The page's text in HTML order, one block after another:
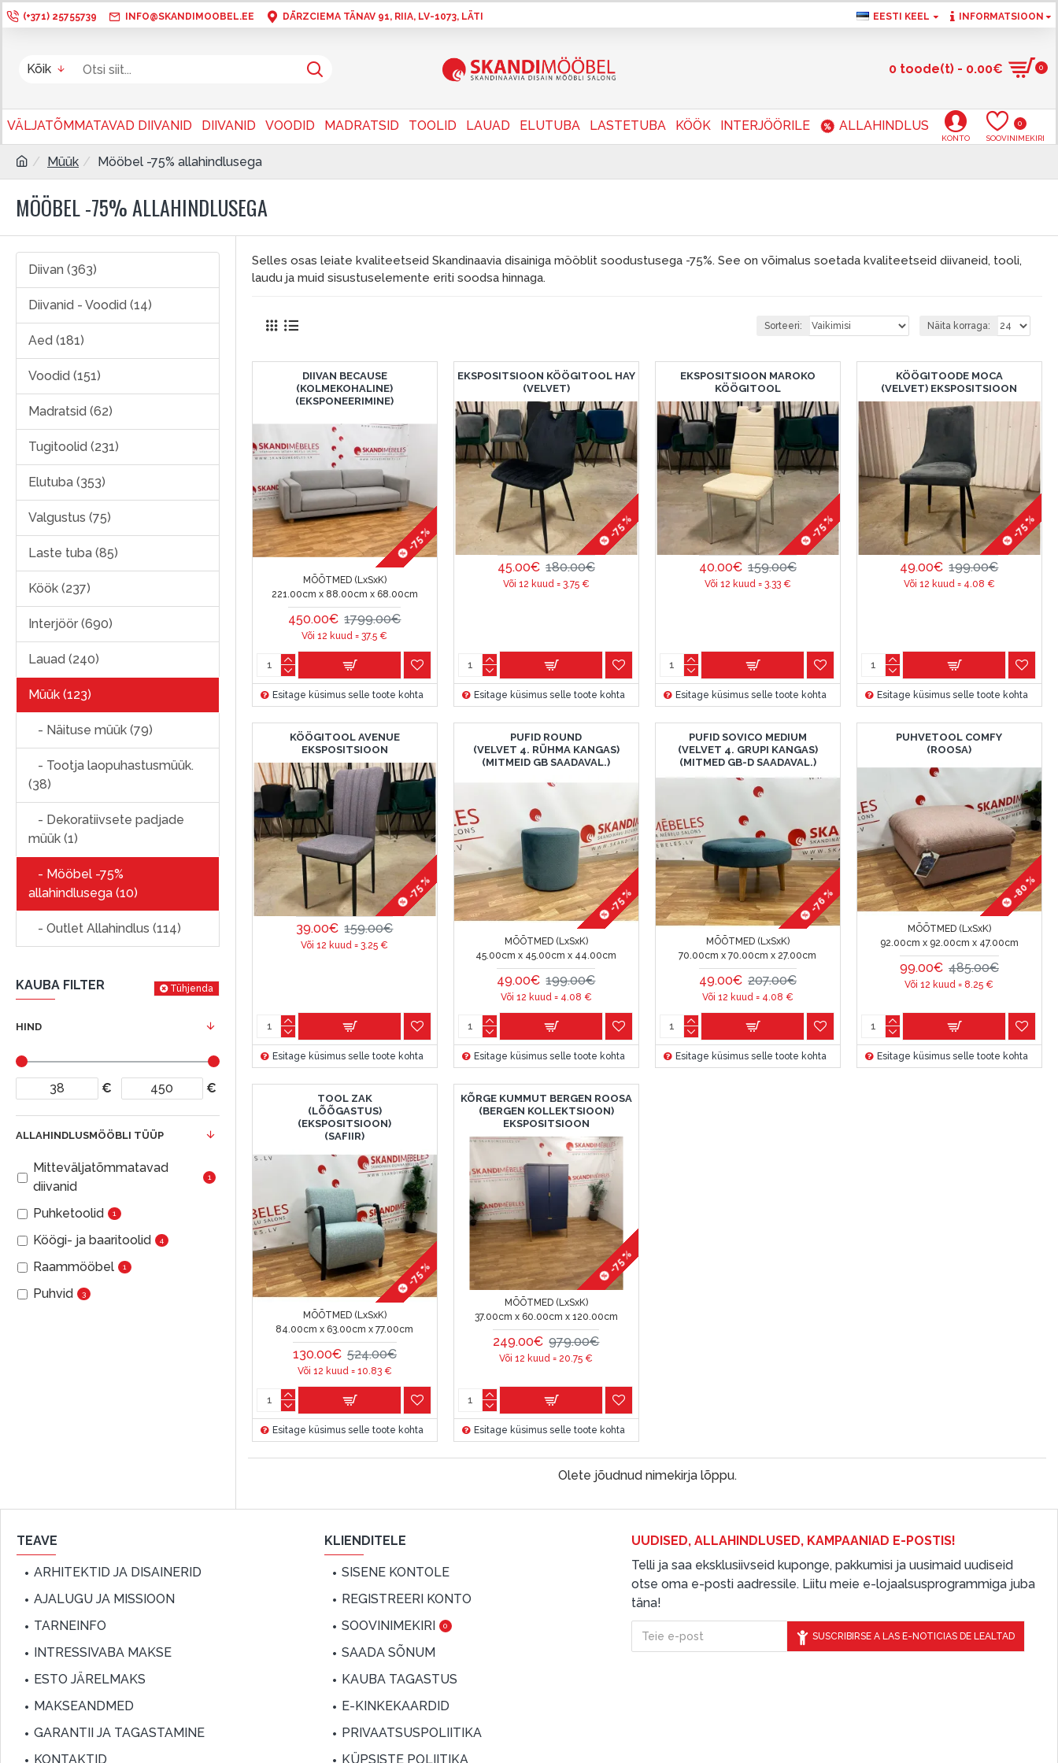
(+371) 25755739 INFO@SKANDIMOOBEL.EE DĀRZCIEMA TÄNAV 91, RIIA, LV-1073, LÄTI EESTI KEEL INFORMATSIOON
Kõik 0 toode(t) - 0.00€ 0
VÄLJATÕMMATAVAD DIIVANID DIIVANID VOODID MADRATSID TOOLID LAUAD ELUTUBA LASTETUBA KÖÖK INTERJÖÖRILE ALLAHINDLUS
KONTO SOOVINIMEKIRI
0
Müük Mööbel -75% allahindlusega
MÖÖBEL -75% ALLAHINDLUSEGA
Diivan (363)
Diivanid - Voodid (14)
Aed (181)
Voodid (151)
Madratsid (62)
Tugitoolid (231)
Elutuba (353)
Valgustus (75)
Laste tuba (85)
Köök (237)
Interjöör (690)
Lauad (240)
Müük (123)
- Näituse müük (79)
- Tootja laopuhastusmüük.
(38)
- Dekoratiivsete padjade
müük (1)
- Mööbel -75%
allahindlusega (10)
- Outlet Allahindlus (114)
KAUBA FILTER Tühjenda
HIND
€ €
ALLAHINDLUSMÖÖBLI TÜÜP
Mitteväljatõmmatavad
diivanid
1
Puhketoolid 1
Köögi- ja baaritoolid 4
Raammööbel 1
Puhvid 3
Selles osas leiate kvaliteetseid Skandinaavia disainiga mööblit soodustusega -75%. See on võimalus soetada kvaliteetseid diivaneid, tooli,
laudu ja muid sisustuselemente eriti soodsa hinnaga.
Sorteeri: Näita korraga:
DIIVAN BECAUSE
(KOLMEKOHALINE)
(EKSPONEERIMINE)
-75 %
MÕÕTMED (LxSxK)
221.00cm x 88.00cm x 68.00cm
450.00€ 1799.00€
Või 12 kuud =37.5 €
Esitage küsimus selle toote kohta
EKSPOSITSIOON KÖÖGITOOL HAY
(VELVET)
-75 %
45.00€ 180.00€
Või 12 kuud = 3.75€
Esitage küsimus selle toote kohta
EKSPOSITSIOON MAROKO
KÖÖGITOOL
-75 %
40.00€ 159.00€
Või 12 kuud = 3.33€
Esitage küsimus selle toote kohta
KÖÖGITOODE MOCA
(VELVET) EKSPOSITSIOON
-75 %
49.00€ 199.00€
Või 12 kuud = 4.08 €
Esitage küsimus selle toote kohta
KÖÖGITOOL AVENUE
EKSPOSITSIOON
-75 %
39.00€ 159.00€
Või 12 kuud =3.25 €
Esitage küsimus selle toote kohta
PUFID ROUND
(VELVET 4. RÜHMA KANGAS)
(MITMEID GB SAADAVAL.)
-75 %
MÕÕTMED (LxSxK)
45.00cm x 45.00cm x 44.00cm
49.00€ 199.00€
Või 12 kuud = 4.08 €
Esitage küsimus selle toote kohta
PUFID SOVICO MEDIUM
(VELVET 4. GRUPI KANGAS)
(MITMED GB-D SAADAVAL.)
-76 %
MÕÕTMED (LxSxK)
70.00cm x 70.00cm x 27.00cm
49.00€ 207.00€
Või 12 kuud = 4.08 €
Esitage küsimus selle toote kohta
PUHVETOOL COMFY
(ROOSA)
-80 %
MÕÕTMED (LxSxK)
92.00cm x 92.00cm x 47.00cm
99.00€ 485.00€
Või 12 kuud = 8.25 €
Esitage küsimus selle toote kohta
TOOL ZAK
(LÕÕGASTUS)
(EKSPOSITSIOON)
(SAFIIR)
-75 %
MÕÕTMED (LxSxK)
84.00cm x 63.00cm x 77.00cm
130.00€ 524.00€
Või 12 kuud = 10.83€
Esitage küsimus selle toote kohta
KÕRGE KUMMUT BERGEN ROOSA
(BERGEN KOLLEKTSIOON)
EKSPOSITSIOON
-75 %
MÕÕTMED (LxSxK)
37.00cm x 60.00cm x 120.00cm
249.00€ 979.00€
Või 12 kuud =20.75 €
Esitage küsimus selle toote kohta
Olete jõudnud nimekirja lõppu.
TEAVE
ARHITEKTID JA DISAINERID
AJALUGU JA MISSIOON
TARNEINFO
INTRESSIVABA MAKSE
ESTO JÄRELMAKS
MAKSEANDMED
GARANTII JA TAGASTAMINE
KONTAKTID
KLIENDITELE
SISENE KONTOLE
REGISTREERI KONTO
SOOVINIMEKIRI
0
SAADA SÕNUM
KAUBA TAGASTUS
E-KINKEKAARDID
PRIVAATSUSPOLIITIKA
KÜPSISTE POLIITIKA
UUDISED, ALLAHINDLUSED, KAMPAANIAD E-POSTIS!
Telli ja saa eksklusiivseid kuponge, pakkumisi ja uusimaid uudiseid
otse oma e-posti aadressile. Liitu meie e-lojaalsusprogrammiga juba
täna!
SUSCRIBIRSE A LAS E-NOTICIAS DE LEALTAD